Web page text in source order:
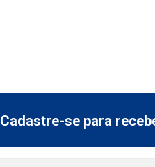
Cadastre-se para